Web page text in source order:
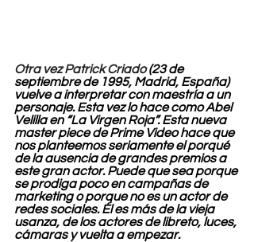
Otra vez Patrick Criado (23 de
septiembre de 1995, Madrid, España)
vuelve a interpretar con maestría a un
personaje. Esta vez lo hace como Abel
Velilla en “La Virgen Roja”. Esta nueva
master piece de Prime Video hace que
nos planteemos seriamente el porqué
de la ausencia de grandes premios a
este gran actor. Puede que sea porque
se prodiga poco en campañas de
marketing o porque no es un actor de
redes sociales. Él es más de la vieja
usanza, de los actores de libreto, luces,
cámaras y vuelta a empezar.